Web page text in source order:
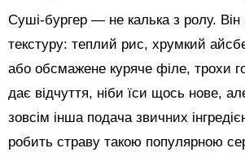
Суші-бургер — не калька з ролу.
текстуру: теплий рис, хрумкий
або обсмажене куряче філе, трохи
дає відчуття, ніби їси щось нове,
зовсім інша подача звичних
робить страву такою популярною